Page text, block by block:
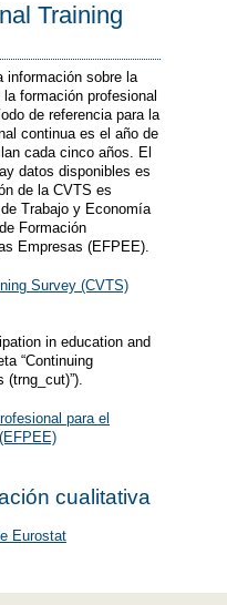
Training
información sobre la
formación profesional
de referencia para la
continua es el año de
cada cinco años. El
datos disponibles es
de la CVTS es
Trabajo y Economía
Formación
Empresas (EFPEE).
Survey (CVTS)
in education and
“Continuing
(trng_cut)”).
para el
cualitativa
Eurostat